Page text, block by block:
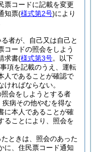
票コードに記載を変更
知票(様式第2号)により
者が、自己又は自己と
コードの照会をしよう
求書(様式第3号。以下
項を記載のうえ、運転
人であることが確認で
ればならない。
会をしようとする者
疾病その他やむを得な
に本人であることが確
ることにより、照会を
ときは、照会のあった
に、住民票コード通知